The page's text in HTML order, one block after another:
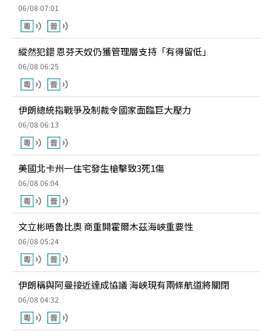
06/08 07:01
縱然犯錯 恩芬天奴仍獲管理層支持「有得留低」
06/08 06:25
伊朗總統指戰爭及制裁令國家面臨巨大壓力
06/08 06:13
美國北卡州一住宅發生槍擊致3死1傷
06/08 06:04
文立彬晤魯比奧 商重開霍爾木茲海峽重要性
06/08 05:24
伊朗稱與阿曼接近達成協議 海峽現有兩條航道將關閉
06/08 04:32